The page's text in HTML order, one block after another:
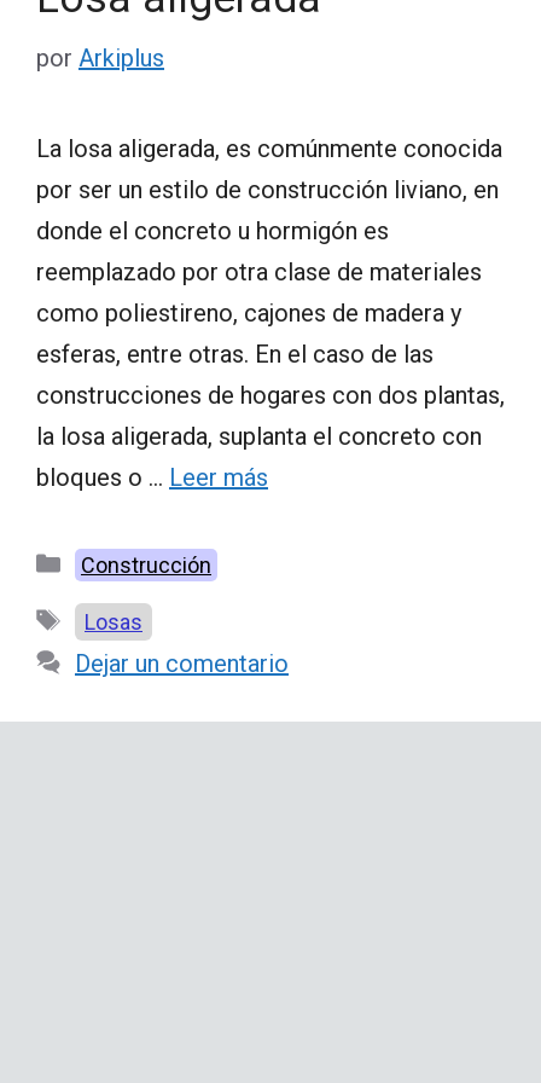
por Arkiplus
La losa aligerada, es comúnmente conocida
por ser un estilo de construcción liviano, en
donde el concreto u hormigón es
reemplazado por otra clase de materiales
como poliestireno, cajones de madera y
esferas, entre otras. En el caso de las
construcciones de hogares con dos plantas,
la losa aligerada, suplanta el concreto con
bloques o … Leer más
Categorías
Construcción
Etiquetas
Losas
Dejar un comentario